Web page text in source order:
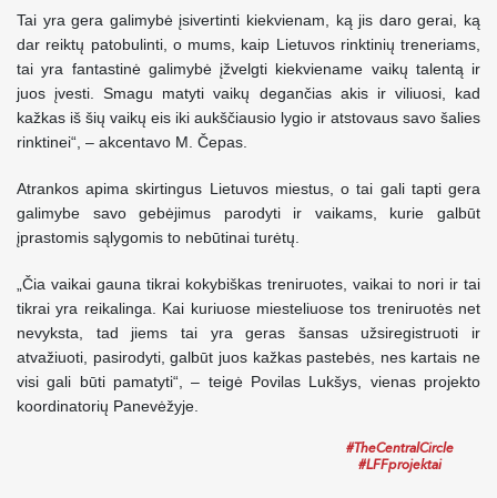
Tai yra gera galimybė įsivertinti kiekvienam, ką jis daro gerai, ką
dar reiktų patobulinti, o mums, kaip Lietuvos rinktinių treneriams,
tai yra fantastinė galimybė įžvelgti kiekviename vaikų talentą ir
juos įvesti. Smagu matyti vaikų degančias akis ir viliuosi, kad
kažkas iš šių vaikų eis iki aukščiausio lygio ir atstovaus savo šalies
rinktinei“, – akcentavo M. Čepas.
Atrankos apima skirtingus Lietuvos miestus, o tai gali tapti gera
galimybe savo gebėjimus parodyti ir vaikams, kurie galbūt
įprastomis sąlygomis to nebūtinai turėtų.
„Čia vaikai gauna tikrai kokybiškas treniruotes, vaikai to nori ir tai
tikrai yra reikalinga. Kai kuriuose miesteliuose tos treniruotės net
nevyksta, tad jiems tai yra geras šansas užsiregistruoti ir
atvažiuoti, pasirodyti, galbūt juos kažkas pastebės, nes kartais ne
visi gali būti pamatyti“, – teigė Povilas Lukšys, vienas projekto
koordinatorių Panevėžyje.
#TheCentralCircle
#LFFprojektai